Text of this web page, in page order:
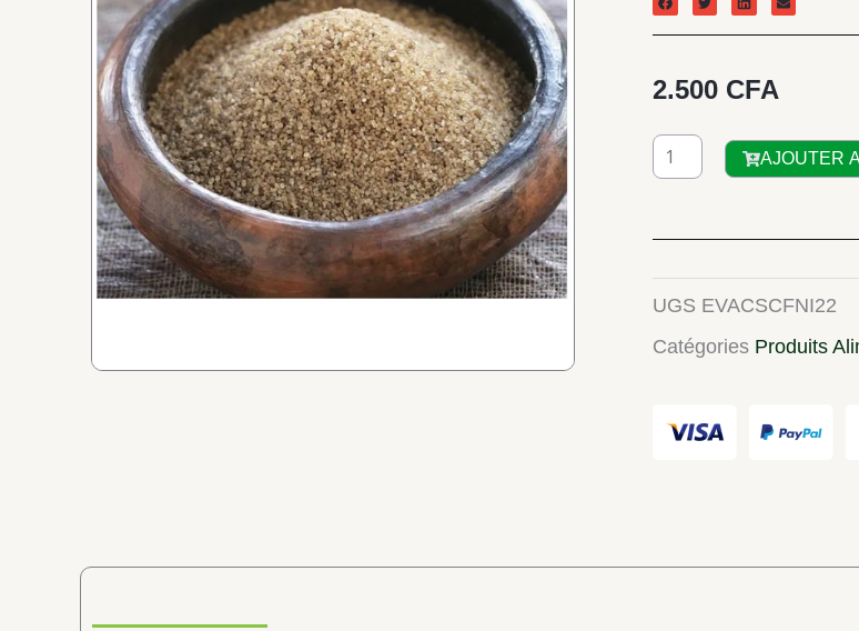
2.500 CFA
quantité
de
Couscous
(1Kg)
AJOUTER
UGS EVACSCFNI22
Catégories Produits